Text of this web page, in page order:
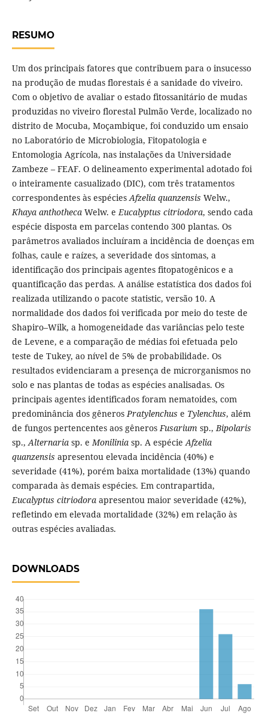
RESUMO
Um dos principais fatores que contribuem para o insucesso
na produção de mudas florestais é a sanidade do viveiro.
Com o objetivo de avaliar o estado fitossanitário de mudas
produzidas no viveiro florestal Pulmão Verde, localizado no
distrito de Mocuba, Moçambique, foi conduzido um ensaio
no Laboratório de Microbiologia, Fitopatologia e
Entomologia Agrícola, nas instalações da Universidade
Zambeze – FEAF. O delineamento experimental adotado foi
o inteiramente casualizado (DIC), com três tratamentos
correspondentes às espéciesAfzelia quanzensis Welw.,
Khaya anthothecaWelw. eEucalyptus citriodora, sendo cada
espécie disposta em parcelas contendo 300 plantas. Os
parâmetros avaliados incluíram a incidência de doenças em
folhas, caule e raízes, a severidade dos sintomas, a
identificação dos principais agentes fitopatogênicos e a
quantificação das perdas. A análise estatística dos dados foi
realizada utilizando o pacote statistic, versão 10. A
normalidade dos dados foi verificada por meio do teste de
Shapiro–Wilk, a homogeneidade das variâncias pelo teste
de Levene, e a comparação de médias foi efetuada pelo
teste de Tukey, ao nível de 5% de probabilidade. Os
resultados evidenciaram a presença de microrganismos no
solo e nas plantas de todas as espécies analisadas. Os
principais agentes identificados foram nematoides, com
predominância dos gênerosPratylenchus e Tylenchus, além
de fungos pertencentes aos gênerosFusarium sp.,Bipolaris
sp.,Alternariasp. eMoniliniasp. A espécieAfzelia
quanzensis apresentou elevada incidência (40%) e
severidade (41%), porém baixa mortalidade (13%) quando
comparada às demais espécies. Em contrapartida,
Eucalyptus citriodoraapresentou maior severidade (42%),
refletindo em elevada mortalidade (32%) em relação às
outras espécies avaliadas.
DOWNLOADS